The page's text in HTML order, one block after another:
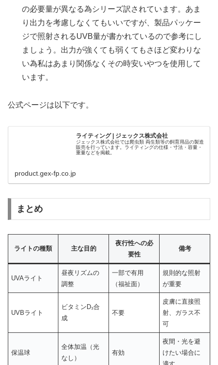
の必要量が異なる為シリーズ訳されています。あま
り出力を考慮しなくてもいいですが、製品パッケー
ジで照射されるUVB量が書かれているので参考にし
ましょう。出力が強くても弱くてもさほど変わりな
い為私はあまり関係なくその時安いやつを使用して
います。
公式ページは以下です。
ライティング | ジェックス株式会社
ジェックス株式会社では爬虫類 両生類等の飼育用品の製造
販売を行っています。ライティングの仕様・寸法・容量・
重量などを掲載。
product.gex-fp.co.jp
まとめ
ライトの種類 主な目的
夜行性への必
要性
備考
UVAライト
昼夜リズムの
調整
一部で有用
（福祉面）
規則的な照射
が重要
UVBライト
ビタミンD₃合
成
不要
皮膚に直接照
射、ガラス不
可
保温球
全体加温（光
なし）
有効
夜間・光を避
けたい場合に